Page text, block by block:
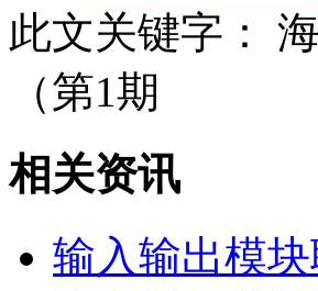
此文关键字：
（第1期
相关资讯
输入输出模